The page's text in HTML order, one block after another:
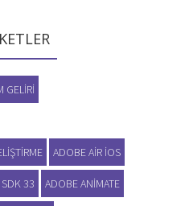
GELIRI
ADOBE AIR IOS
33 ADOBE ANIMATE